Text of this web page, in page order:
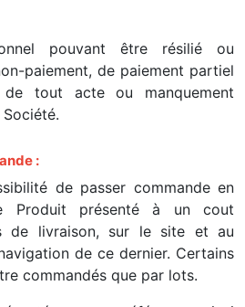
pouvant être résilié ou
paiement, de paiement partiel
tout acte ou manquement
:
de passer commande en
Produit présenté à un cout
de livraison, sur le site et au
de ce dernier. Certains
commandés que par lots.